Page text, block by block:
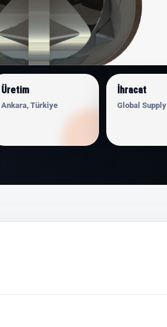
Üretim
Ankara, Türkiye
İhracat
Global Supply